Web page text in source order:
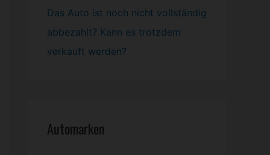
Das Auto ist noch nicht vollständig
abbezahlt? Kann es trotzdem
verkauft werden?
Automarken